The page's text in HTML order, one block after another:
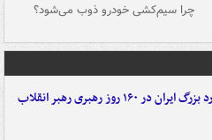
چرا سیم‌کشی خودرو ذوب می‌شود؟